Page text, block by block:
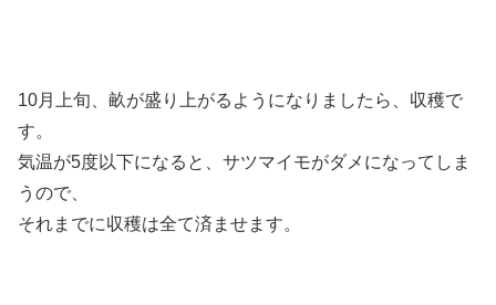
10月上旬、畝が盛り上がるようになりましたら、収穫で
す。
気温が5度以下になると、サツマイモがダメになってしま
うので、
それまでに収穫は全て済ませます。